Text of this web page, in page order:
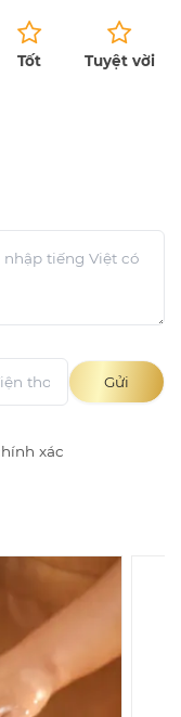
Tốt Tuyệt vời
Gửi
xác